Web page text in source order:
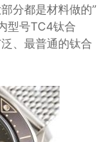
分都是材料做的”
型号TC4钛合
、最普通的钛合